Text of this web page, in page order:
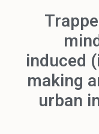
induced
making
urban